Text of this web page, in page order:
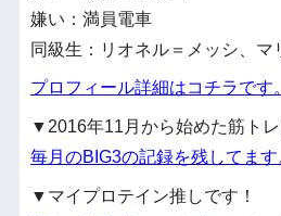
嫌い：満員電車
同級生：リオネル＝メッシ、マ
プロフィール詳細はコチラです。
▼2016年11月から始めた筋ト
毎月のBIG3の記録を残してます
▼マイプロテイン推しです！